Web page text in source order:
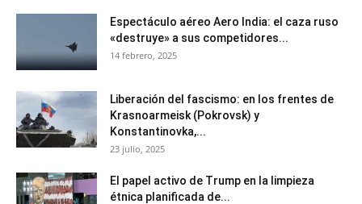
Espectáculo aéreo Aero India: el caza ruso
«destruye» a sus competidores...
14 febrero, 2025
Liberación del fascismo: en los frentes de
Krasnoarmeisk (Pokrovsk) y
Konstantinovka,...
23 julio, 2025
El papel activo de Trump en la limpieza
étnica planificada de...